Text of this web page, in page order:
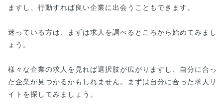
ますし、行動すれば良い企業に出会うこともできます。
迷っている方は、まずは求人を調べるところから始めてみまし
ょう。
様々な企業の求人を見れば選択肢が広がりますし、自分に合っ
た企業が見つかるかもしれません。まずは自分に合った求人サ
イトを探してみましょう。